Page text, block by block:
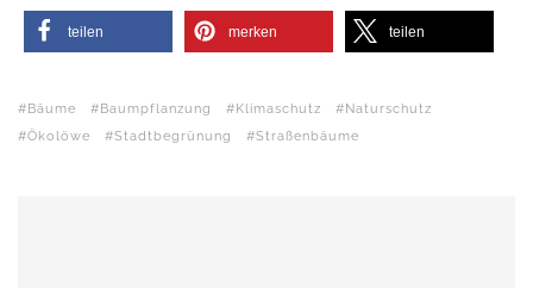
teilen merken teilen
Bäume Baumpflanzung Klimaschutz
Naturschutz
Ökolöwe
Stadtbegrünung Straßenbäume